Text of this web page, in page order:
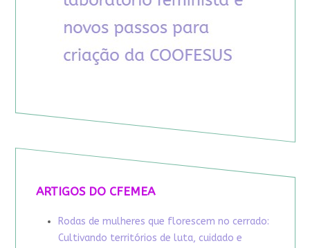
ARTIGOS DO CFEMEA
Rodas de mulheres que florescem no cerrado:
Cultivando territórios de luta, cuidado e